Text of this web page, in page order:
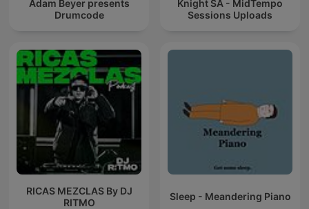
Adam Beyer presents
Drumcode
Knight SA - MidTempo
Sessions Uploads
RICAS MEZCLAS By DJ
RITMO
Sleep - Meandering Piano